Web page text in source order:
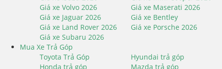
Giá xe Volvo 2026
Giá xe Maserati 2026
Giá xe Jaguar 2026
Giá xe Bentley
Giá xe Land Rover 2026
Giá xe Porsche 2026
Giá xe Subaru 2026
Mua Xe Trả Góp
Toyota Trả Góp
Hyundai trả góp
Honda trả góp
Mazda trả góp